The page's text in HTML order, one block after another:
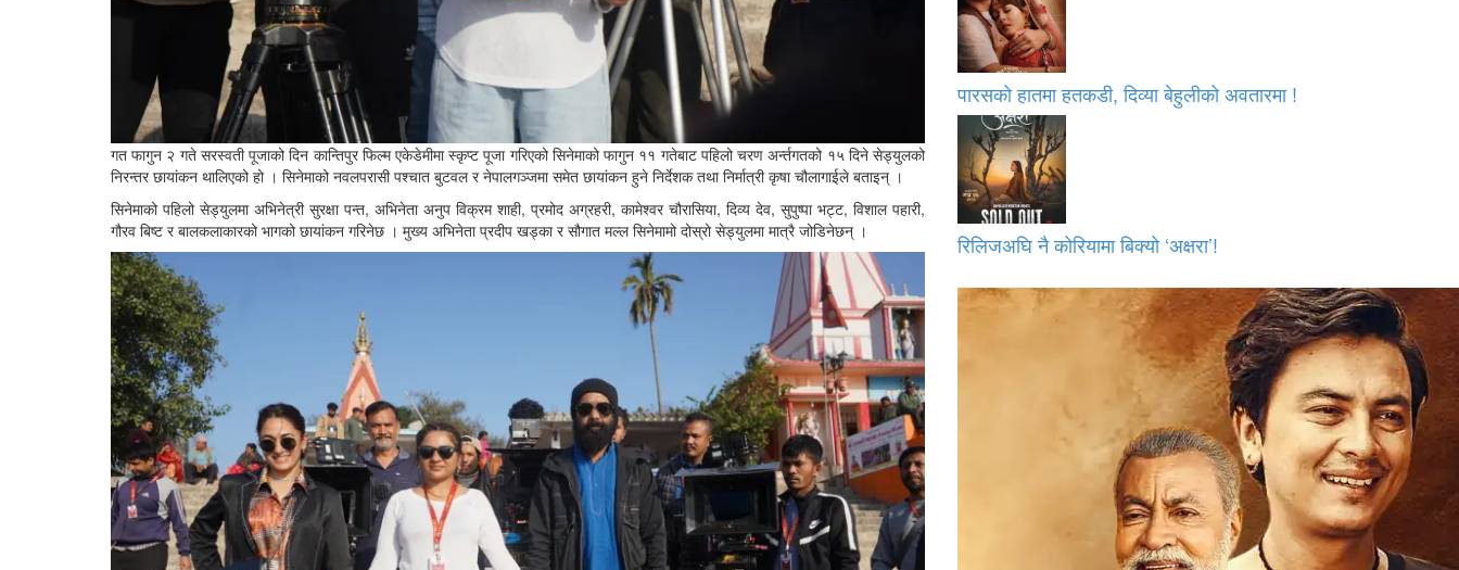
गत फागुन २ गते सरस्वती पूजाको दिन कान्तिपुर फिल्म एकेडेमीमा स्कृप्ट पूजा गरिएको सिनेमाको फागुन ११ गतेबाट पहिलो चरण अर्न्तगतको १५ दिने सेड्युलको
निरन्तर छायांकन थालिएको हो । सिनेमाको नवलपरासी पश्चात बुटवल र नेपालगञ्जमा समेत छायांकन हुने निर्देशक तथा निर्मात्री कृषा चौलागाईले बताइन् ।
सिनेमाको पहिलो सेड्युलमा अभिनेत्री सुरक्षा पन्त, अभिनेता अनुप विक्रम शाही, प्रमोद अग्रहरी, कामेश्वर चौरासिया, दिव्य देव, सुपुष्पा भट्ट, विशाल पहारी,
गौरव बिष्ट र बालकलाकारको भागको छायांकन गरिनेछ । मुख्य अभिनेता प्रदीप खड्का र सौगात मल्ल सिनेमामो दोस्रो सेड्युलमा मात्रै जोडिनेछन् ।
पारसको हातमा हतकडी, दिव्या बेहुलीको अवतारमा !
रिलिजअघि नै कोरियामा बिक्यो ‘अक्षरा’!